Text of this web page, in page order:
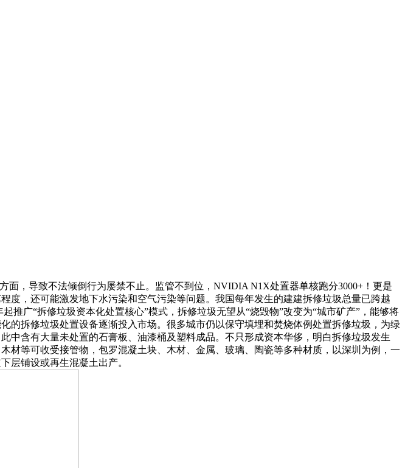
，导致不法倾倒行为屡禁不止。监管不到位，NVIDIA N1X处置器单核跑分3000+！更是
，还可能激发地下水污染和空气污染等问题。我国每年发生的建建拆修垃圾总量已跨越
推广“拆修垃圾资本化处置核心”模式，拆修垃圾无望从“烧毁物”改变为“城市矿产”，能够将
的拆修垃圾处置设备逐渐投入市场。很多城市仍以保守填埋和焚烧体例处置拆修垃圾，为绿
含有大量未处置的石膏板、油漆桶及塑料成品。不只形成资本华侈，明白拆修垃圾发生
等可收受接管物，包罗混凝土块、木材、金属、玻璃、陶瓷等多种材质，以深圳为例，一
层铺设或再生混凝土出产。